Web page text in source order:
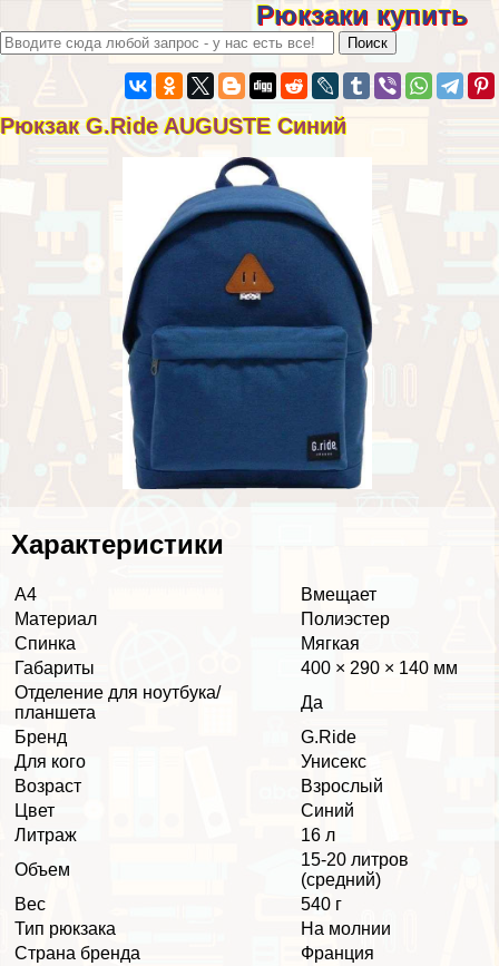
Рюкзаки купить
Рюкзак G.Ride AUGUSTE Синий
Хаpaктеристики
А4
Вмещает
Материал
Полиэстер
Спинка
Мягкая
Габариты
400 × 290 × 140 мм
Отделение для ноутбука/
планшета
Да
Бренд
G.Ride
Для кого
Униceкc
Возраст
Взрослый
Цвет
Синий
Литраж
16 л
Объем
15-20 литров
(средний)
Вес
540 г
Тип рюкзака
На молнии
Страна бренда
Франция